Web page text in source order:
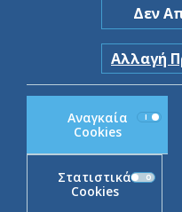
Δεν
Αλλαγή
Αναγκαία
Cookies
Στατιστικά
Cookies